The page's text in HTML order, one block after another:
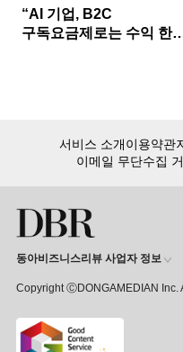
“AI 기업, B2C
구독요금제로는 수익 한
15,000여 건의 DBR 콘텐츠를
서비스 소개이용약관
이메일 무단수집
동아비즈니스리뷰 사업자 정보
Copyright ⒸDONGAMEDIAN Inc.